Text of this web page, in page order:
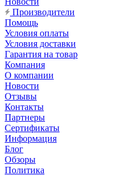
Производители
Помощь
Условия оплаты
Условия доставки
Гарантия на товар
Компания
О компании
Новости
Отзывы
Контакты
Партнеры
Сертификаты
Информация
Блог
Обзоры
Политика